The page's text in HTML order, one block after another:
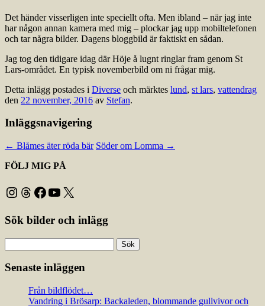
Det händer visserligen inte speciellt ofta. Men ibland – när jag inte
har någon annan kamera med mig – plockar jag upp mobiltelefonen
och tar några bilder. Dagens bloggbild är faktiskt en sådan.
Jag tog den tidigare idag där Höje å lugnt ringlar fram genom St
Lars-området. En typisk novemberbild om ni frågar mig.
Detta inlägg postades i Diverse och märktes lund, st lars, vattendrag
den 22 november, 2016 av Stefan.
Inläggsnavigering
← Blåmes äter röda bär Söder om Lomma →
FÖLJ MIG PÅ
Instagram
Threads
Facebook
YouTube
X
Sök bilder och inlägg
efter:
Senaste inläggen
Från bildflödet…
Vandring i Brösarp: Backaleden, blommande gullvivor och